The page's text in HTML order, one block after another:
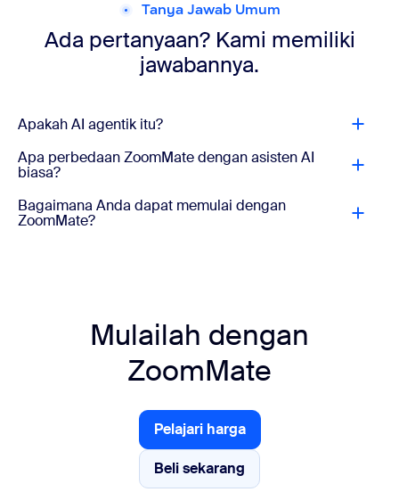
Tanya Jawab Umum
Ada pertanyaan? Kami memiliki
jawabannya.
Apakah AI agentik itu?
Apa perbedaan ZoomMate dengan asisten AI
biasa?
Bagaimana Anda dapat memulai dengan
ZoomMate?
Mulailah dengan
ZoomMate
Pelajari harga
Pelajari harga
Beli sekarang
Beli sekarang